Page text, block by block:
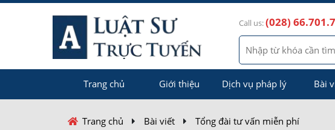
Call us:(028)
Trang chủ Giới thiệu Dịch vụ pháp lý Bài
Trang chủ Bài viết Tổng đài tư vấn miễn phí